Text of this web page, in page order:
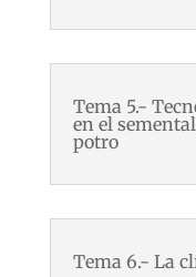
Tema 5.-
en el
potro
Tema 6.- La